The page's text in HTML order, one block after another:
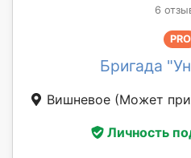
6
PRO
Бригада
Вишневое (Может
Личность